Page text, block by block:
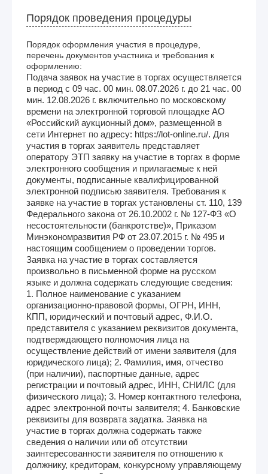
Порядок проведения процедуры
Порядок оформления участия в процедуре,
перечень документов участника и требования к
оформлению:
Подача заявок на участие в торгах осуществляется
в период c 09 час. 00 мин. 08.07.2026 г. до 21 час. 00
мин. 12.08.2026 г. включительно по московскому
времени на электронной торговой площадке АО
«Российский аукционный дом», размещенной в
сети Интернет по адресу: https://lot-online.ru/. Для
участия в торгах заявитель представляет
оператору ЭТП заявку на участие в торгах в форме
электронного сообщения и прилагаемые к ней
документы, подписанные квалифицированной
электронной подписью заявителя. Требования к
заявке на участие в торгах установлены ст. 110, 139
Федерального закона от 26.10.2002 г. № 127-ФЗ «О
несостоятельности (банкротстве)», Приказом
Минэкономразвития РФ от 23.07.2015 г. № 495 и
настоящим сообщением о проведении торгов.
Заявка на участие в торгах составляется
произвольно в письменной форме на русском
языке и должна содержать следующие сведения:
1. Полное наименование с указанием
организационно-правовой формы, ОГРН, ИНН,
КПП, юридический и почтовый адрес, Ф.И.О.
представителя с указанием реквизитов документа,
подтверждающего полномочия лица на
осуществление действий от имени заявителя (для
юридического лица); 2. Фамилия, имя, отчество
(при наличии), паспортные данные, адрес
регистрации и почтовый адрес, ИНН, СНИЛС (для
физического лица); 3. Номер контактного телефона,
адрес электронной почты заявителя; 4. Банковские
реквизиты для возврата задатка. Заявка на
участие в торгах должна содержать также
сведения о наличии или об отсутствии
заинтересованности заявителя по отношению к
должнику, кредиторам, конкурсному управляющему